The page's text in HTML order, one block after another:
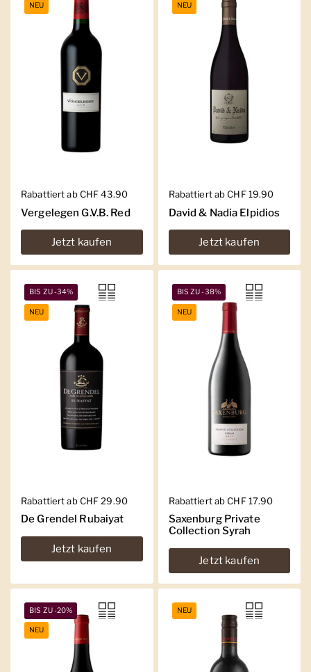
Regulärer Preis
Rabattiert ab CHF 43.90
Vergelegen G.V.B. Red
Jetzt kaufen
NEU
Regulärer Preis
Rabattiert ab CHF 19.90
David & Nadia Elpidios
Jetzt kaufen
NEU
Regulärer Preis
Rabattiert ab CHF 29.90
De Grendel Rubaiyat
Jetzt kaufen
BIS ZU -34%
NEU
Regulärer Preis
Rabattiert ab CHF 17.90
Saxenburg Private
Collection Syrah
Jetzt kaufen
BIS ZU -38%
NEU
BIS ZU -20%
NEU
NEU